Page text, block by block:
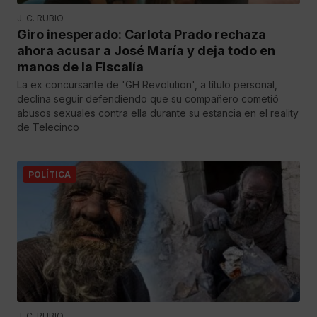
J. C. RUBIO
Giro inesperado: Carlota Prado rechaza
ahora acusar a José María y deja todo en
manos de la Fiscalía
La ex concursante de 'GH Revolution', a título personal,
declina seguir defendiendo que su compañero cometió
abusos sexuales contra ella durante su estancia en el reality
de Telecinco
POLÍTICA